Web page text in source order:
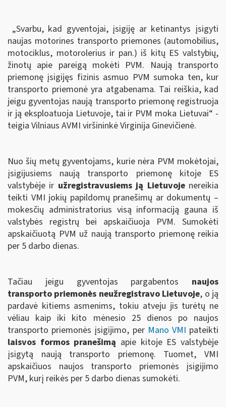
„Svarbu, kad gyventojai, įsigiję ar ketinantys įsigyti
naujas motorines transporto priemones (automobilius,
motociklus, motorolerius ir pan.) iš kitų ES valstybių,
žinotų apie pareigą mokėti PVM. Naują transporto
priemonę įsigijęs fizinis asmuo PVM sumoka ten, kur
transporto priemonė yra atgabenama. Tai reiškia, kad
jeigu gyventojas naują transporto priemonę registruoja
ir ją eksploatuoja Lietuvoje, tai ir PVM moka Lietuvai“ -
teigia Vilniaus AVMI viršininkė Virginija Ginevičienė.
Nuo šių metų gyventojams, kurie nėra PVM mokėtojai,
įsigijusiems naują transporto priemonę kitoje ES
valstybėje ir užregistravusiems ją Lietuvojenereikia
teikti VMI jokių papildomų pranešimų ar dokumentų –
mokesčių administratorius visą informaciją gauna iš
valstybės registrų bei apskaičiuoja PVM. Sumokėti
apskaičiuotą PVM už naują transporto priemonę reikia
per 5 darbo dienas.
Tačiau jeigu gyventojas pargabentos naujos
transporto priemonės neužregistravo Lietuvoje, o ją
pardavė kitiems asmenims, tokiu atveju jis turėtų ne
vėliau kaip iki kito mėnesio 25 dienos po naujos
transporto priemonės įsigijimo, per Mano VMI pateikti
laisvos formos pranešimą apie kitoje ES valstybėje
įsigytą naują transporto priemonę. Tuomet, VMI
apskaičiuos naujos transporto priemonės įsigijimo
PVM, kurį reikės per 5 darbo dienas sumokėti.